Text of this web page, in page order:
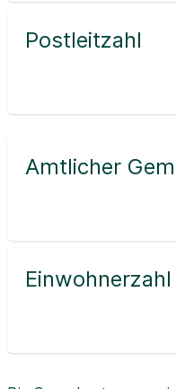
Postleitzahl
Amtlicher
Einwohnerzahl